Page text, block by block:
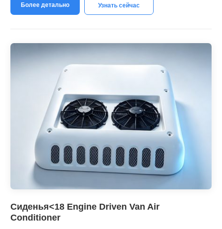
Более детально Узнать сейчас
Сиденья<18 Engine Driven Van Air
Conditioner